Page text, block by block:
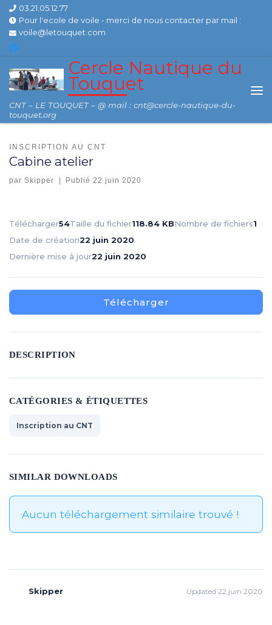
Skip to content
03.21.05.12.77
Pour l'ecole de voile - merci de nous contacter par mail :
voile@letouquet.com
Cercle Nautique du
Touquet
CNT – LE TOUQUET – @ mail : cnt@cercle-nautique-du-
touquet.org
INSCRIPTION AU CNT
Cabine atelier
par Skipper | Publié 22 juin 2020
Télécharger54Taille du fichier118.84 KBNombre de fichiers1
Date de création22 juin 2020
Dernière mise à jour22 juin 2020
Télécharger
DESCRIPTION
CATÉGORIES & ÉTIQUETTES
Inscription au CNT
SIMILAR DOWNLOADS
Aucun téléchargement similaire trouvé !
Skipper Updated 22 juin 2020